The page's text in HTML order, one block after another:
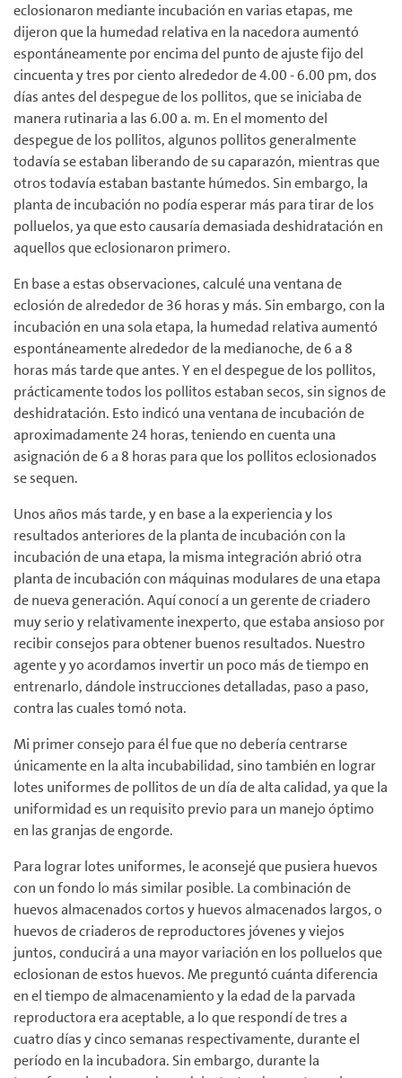
eclosionaron mediante incubación en varias etapas, me
dijeron que la humedad relativa en la nacedora aumentó
espontáneamente por encima del punto de ajuste fijo del
cincuenta y tres por ciento alrededor de 4.00 - 6.00 pm, dos
días antes del despegue de los pollitos, que se iniciaba de
manera rutinaria a las 6.00 a. m. En el momento del
despegue de los pollitos, algunos pollitos generalmente
todavía se estaban liberando de su caparazón, mientras que
otros todavía estaban bastante húmedos. Sin embargo, la
planta de incubación no podía esperar más para tirar de los
polluelos, ya que esto causaría demasiada deshidratación en
aquellos que eclosionaron primero.
En base a estas observaciones, calculé una ventana de
eclosión de alrededor de 36 horas y más. Sin embargo, con la
incubación en una sola etapa, la humedad relativa aumentó
espontáneamente alrededor de la medianoche, de 6 a 8
horas más tarde que antes. Y en el despegue de los pollitos,
prácticamente todos los pollitos estaban secos, sin signos de
deshidratación. Esto indicó una ventana de incubación de
aproximadamente 24 horas, teniendo en cuenta una
asignación de 6 a 8 horas para que los pollitos eclosionados
se sequen.
Unos años más tarde, y en base a la experiencia y los
resultados anteriores de la planta de incubación con la
incubación de una etapa, la misma integración abrió otra
planta de incubación con máquinas modulares de una etapa
de nueva generación. Aquí conocí a un gerente de criadero
muy serio y relativamente inexperto, que estaba ansioso por
recibir consejos para obtener buenos resultados. Nuestro
agente y yo acordamos invertir un poco más de tiempo en
entrenarlo, dándole instrucciones detalladas, paso a paso,
contra las cuales tomó nota.
Mi primer consejo para él fue que no debería centrarse
únicamente en la alta incubabilidad, sino también en lograr
lotes uniformes de pollitos de un día de alta calidad, ya que la
uniformidad es un requisito previo para un manejo óptimo
en las granjas de engorde.
Para lograr lotes uniformes, le aconsejé que pusiera huevos
con un fondo lo más similar posible. La combinación de
huevos almacenados cortos y huevos almacenados largos, o
huevos de criaderos de reproductores jóvenes y viejos
juntos, conducirá a una mayor variación en los polluelos que
eclosionan de estos huevos. Me preguntó cuánta diferencia
en el tiempo de almacenamiento y la edad de la parvada
reproductora era aceptable, a lo que respondí de tres a
cuatro días y cinco semanas respectivamente, durante el
período en la incubadora. Sin embargo, durante la